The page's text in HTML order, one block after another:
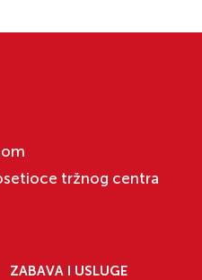
tržnog centra
ZABAVA I USLUGE